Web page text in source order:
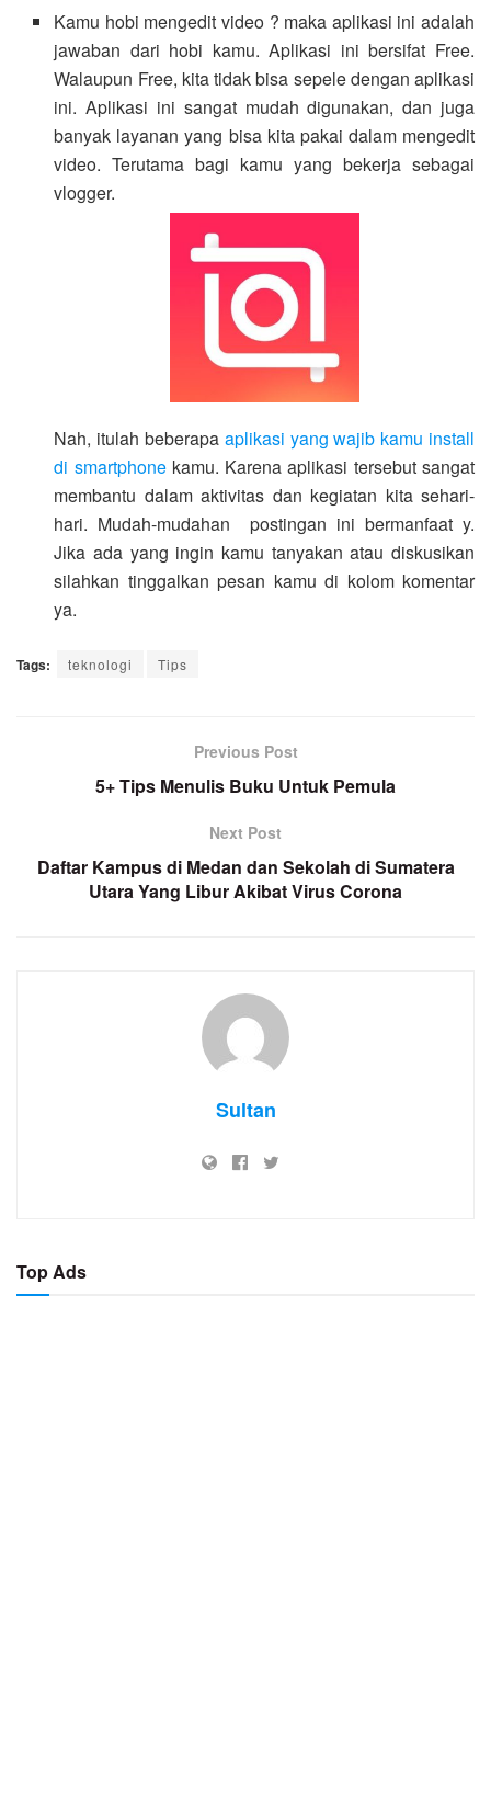
Kamu hobi mengedit video ? maka aplikasi ini adalah
jawaban dari hobi kamu. Aplikasi ini bersifat Free.
Walaupun Free, kita tidak bisa sepele dengan aplikasi
ini. Aplikasi ini sangat mudah digunakan, dan juga
banyak layanan yang bisa kita pakai dalam mengedit
video. Terutama bagi kamu yang bekerja sebagai
vlogger.
Nah, itulah beberapa aplikasi yang wajib kamu install
di smartphonekamu. Karena aplikasi tersebut sangat
membantu dalam aktivitas dan kegiatan kita sehari-
hari. Mudah-mudahan postingan ini bermanfaat y.
Jika ada yang ingin kamu tanyakan atau diskusikan
silahkan tinggalkan pesan kamu di kolom komentar
ya.
Tags: teknologi Tips
Previous Post
5+ Tips Menulis Buku Untuk Pemula
Next Post
Daftar Kampus di Medan dan Sekolah di Sumatera
Utara Yang Libur Akibat Virus Corona
Sultan
Top Ads